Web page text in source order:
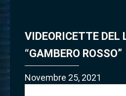
VIDEORICETTE DEL
“GAMBERO ROSSO”
Novembre 25, 2021